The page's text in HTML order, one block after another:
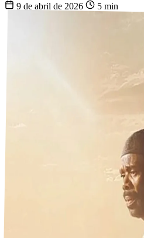
9 de abril de 2026
5 min